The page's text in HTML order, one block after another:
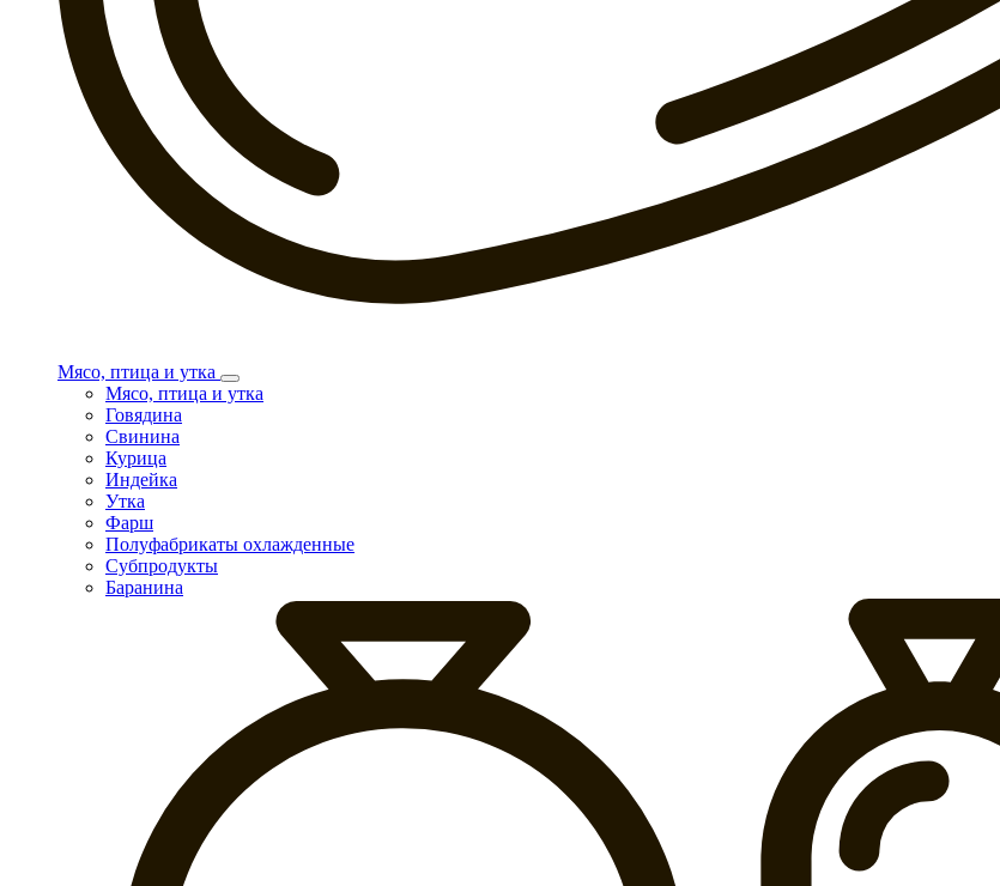
Мясо, птица и утка
Мясо, птица и утка
Говядина
Свинина
Курица
Индейка
Утка
Фарш
Полуфабрикаты охлажденные
Субпродукты
Баранина